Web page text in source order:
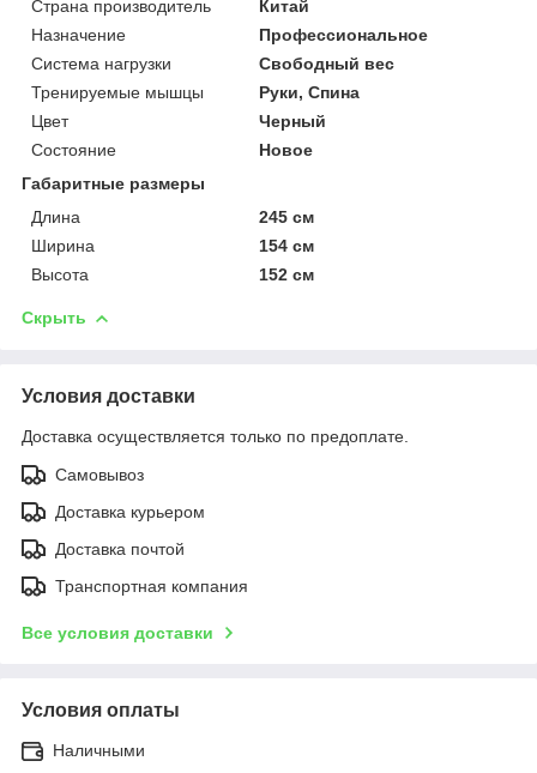
Страна производитель
Китай
Назначение
Профессиональное
Система нагрузки
Свободный вес
Тренируемые мышцы
Руки, Спина
Цвет
Черный
Состояние
Новое
Габаритные размеры
Длина
245 см
Ширина
154 см
Высота
152 см
Скрыть
Условия доставки
Доставка осуществляется только по предоплате.
Самовывоз
Доставка курьером
Доставка почтой
Транспортная компания
Все условия доставки
Условия оплаты
Наличными